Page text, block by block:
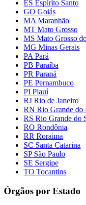
ES Espírito Santo
GO Goiás
MA Maranhão
MT Mato Grosso
MS Mato Grosso
MG Minas Gerais
PA Pará
PB Paraíba
PR Paraná
PE Pernambuco
PI Piauí
RJ Rio de Janeiro
RN Rio Grande do
RS Rio Grande do
RO Rondônia
RR Roraima
SC Santa Catarina
SP São Paulo
SE Sergipe
TO Tocantins
Órgãos por Estado